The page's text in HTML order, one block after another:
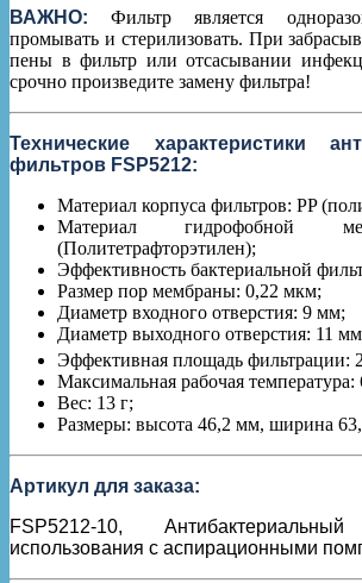
ВАЖНО: Фильтр является
промывать и стерилизовать. При
пены в фильтр или отсасывании
срочно произведите замену фильтра!
Технические характеристики
фильтров FSP5212:
Материал корпуса фильтров: PP
Материал гидрофобной
(Политетрафторэтилен);
Эффективность бактериальной
Размер пор мембраны: 0,22 мкм;
Диаметр входного отверстия: 9 мм;
Диаметр выходного отверстия: 11
Эффективная площадь фильтрации:
Максимальная рабочая температура:
Вес: 13 г;
Размеры: высота 46,2 мм, ширина
Артикул для заказа:
FSP5212-10,
использования с аспирационными